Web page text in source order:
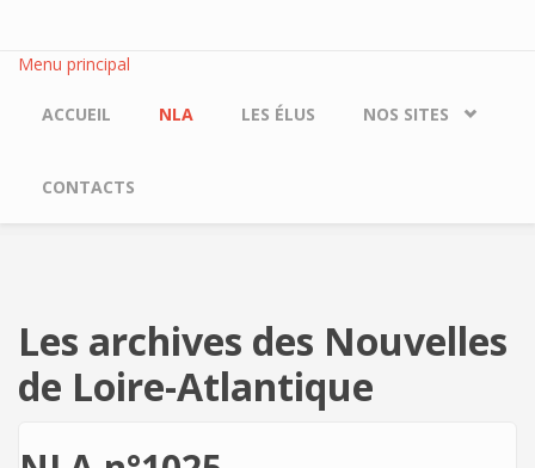
Menu principal
ACCUEIL NLA LES ÉLUS NOS SITES
CONTACTS
Les archives des Nouvelles
de Loire-Atlantique